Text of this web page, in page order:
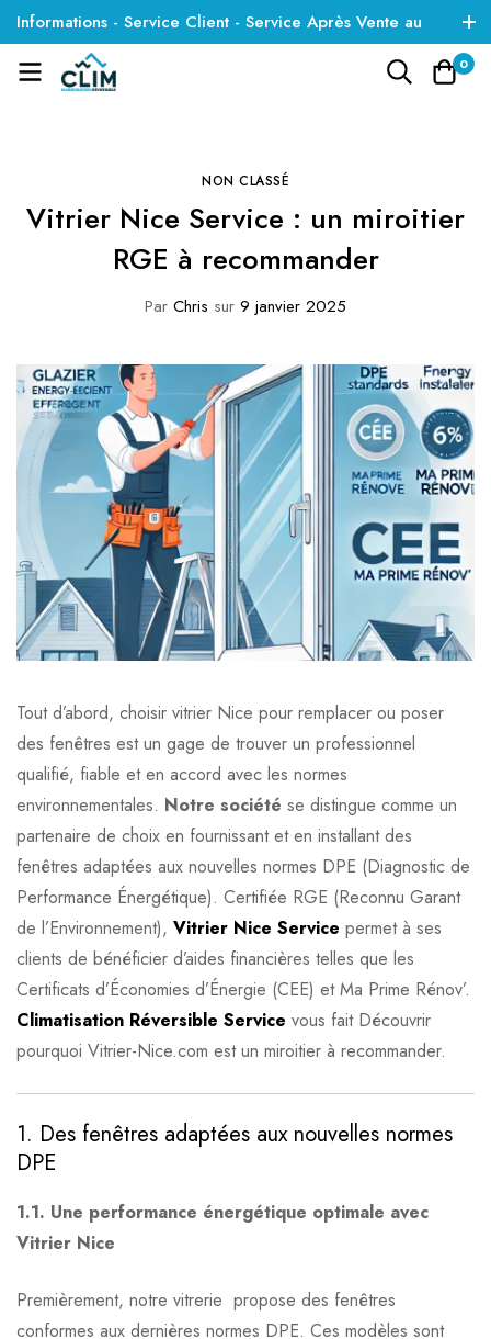
Informations - Service Client - Service Après Vente au
01 85 09 35 01
0
NON CLASSÉ
Vitrier Nice Service : un miroitier
RGE à recommander
Par Chris sur 9 janvier 2025
Tout d’abord, choisir vitrier Nice pour remplacer ou poser
des fenêtres est un gage de trouver un professionnel
qualifié, fiable et en accord avec les normes
environnementales. Notre société se distingue comme un
partenaire de choix en fournissant et en installant des
fenêtres adaptées aux nouvelles normes DPE (Diagnostic de
Performance Énergétique). Certifiée RGE (Reconnu Garant
de l’Environnement), Vitrier Nice Service permet à ses
clients de bénéficier d’aides financières telles que les
Certificats d’Économies d’Énergie (CEE) et Ma Prime Rénov’.
Climatisation Réversible Service vous fait Découvrir
pourquoi Vitrier-Nice.com est un miroitier à recommander.
1. Des fenêtres adaptées aux nouvelles normes
DPE
1.1. Une performance énergétique optimale avec
Vitrier Nice
Premièrement, notre vitrerie propose des fenêtres
conformes aux dernières normes DPE. Ces modèles sont